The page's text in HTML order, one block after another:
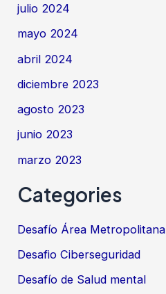
julio 2024
mayo 2024
abril 2024
diciembre 2023
agosto 2023
junio 2023
marzo 2023
Categories
Desafío Área Metropolitana
Desafio Ciberseguridad
Desafío de Salud mental